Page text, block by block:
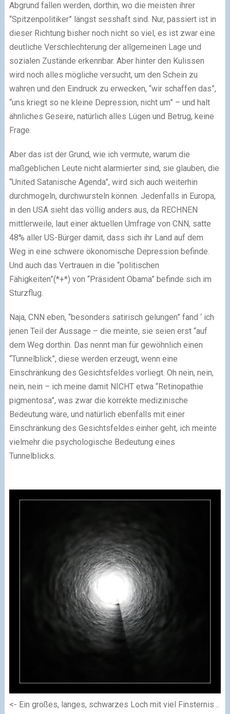
Abgrund fallen werden, dorthin, wo die meisten ihrer
“Spitzenpolitiker” längst sesshaft sind. Nur, passiert ist in
dieser Richtung bisher noch nicht so viel, es ist zwar eine
deutliche Verschlechterung der allgemeinen Lage und
sozialen Zustände erkennbar. Aber hinter den Kulissen
wird noch alles mögliche versucht, um den Schein zu
wahren und den Eindruck zu erwecken, “wir schaffen das”,
“uns kriegt so ne kleine Depression, nicht um” – und halt
ähnliches Geseire, natürlich alles Lügen und Betrug, keine
Frage.
Aber das ist der Grund, wie ich vermute, warum die
maßgeblichen Leute nicht alarmierter sind, sie glauben, die
“United Satanische Agenda”, wird sich auch weiterhin
durchmogeln, durchwursteln können. Jedenfalls in Europa,
in den USA sieht das völlig anders aus, da RECHNEN
mittlerweile, laut einer aktuellen Umfrage von CNN, satte
48% aller US-Bürger damit, dass sich ihr Land auf dem
Weg in eine schwere ökonomische Depression befinde.
Und auch das Vertrauen in die “politischen
Fähigkeiten”(*+*) von “Präsident Obama” befinde sich im
Sturzflug.
Naja, CNN eben, “besonders satirisch gelungen” fand ‘ ich
jenen Teil der Aussage – die meinte, sie seien erst “auf
dem Weg dorthin. Das nennt man für gewöhnlich einen
“Tunnelblick”, diese werden erzeugt, wenn eine
Einschränkung des Gesichtsfeldes vorliegt. Oh nein, nein,
nein, nein – ich meine damit NICHT etwa “Retinopathie
pigmentosa”, was zwar die korrekte medizinische
Bedeutung wäre, und natürlich ebenfalls mit einer
Einschränkung des Gesichtsfeldes einher geht, ich meinte
vielmehr die psychologische Bedeutung eines
Tunnelblicks.
<- Ein großes, langes, schwarzes Loch mit viel Finsternis ..